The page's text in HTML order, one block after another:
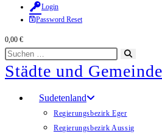
Inhalt
springen
Login
Password Reset
0,00 €
Diese
Website
durchsuchen
starten
Städte und
Sudetenland
Regierungsbezirk Eger
Regierungsbezirk Aussig